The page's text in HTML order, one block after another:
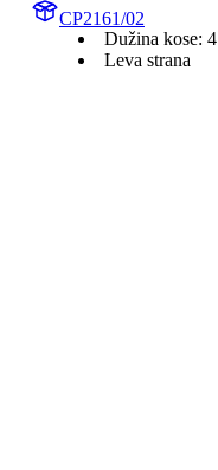
CP2161/02
Dužina kose:
Leva strana
su u skladu sa